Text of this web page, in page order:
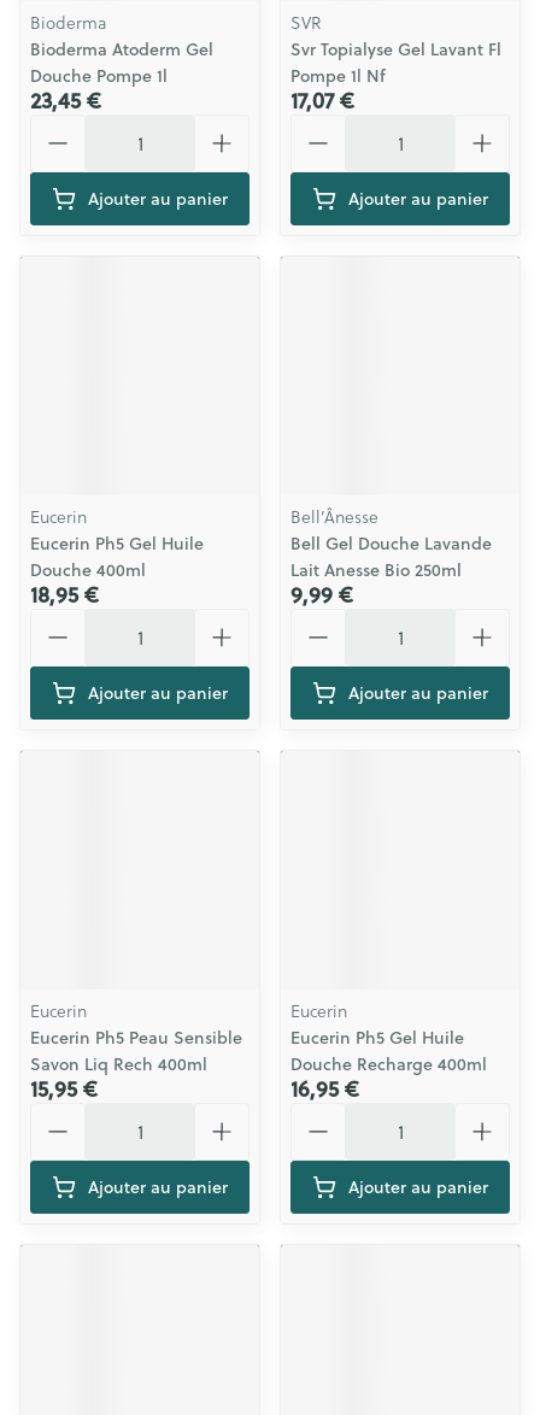
Bioderma
Bioderma Atoderm Gel
Douche Pompe 1l
23,45 €
Ajouter au panier
SVR
Svr Topialyse Gel Lavant Fl
Pompe 1l Nf
17,07 €
Ajouter au panier
Eucerin
Eucerin Ph5 Gel Huile
Douche 400ml
18,95 €
Ajouter au panier
Bell’Ânesse
Bell Gel Douche Lavande
Lait Anesse Bio 250ml
9,99 €
Ajouter au panier
Eucerin
Eucerin Ph5 Peau Sensible
Savon Liq Rech 400ml
15,95 €
Ajouter au panier
Eucerin
Eucerin Ph5 Gel Huile
Douche Recharge 400ml
16,95 €
Ajouter au panier